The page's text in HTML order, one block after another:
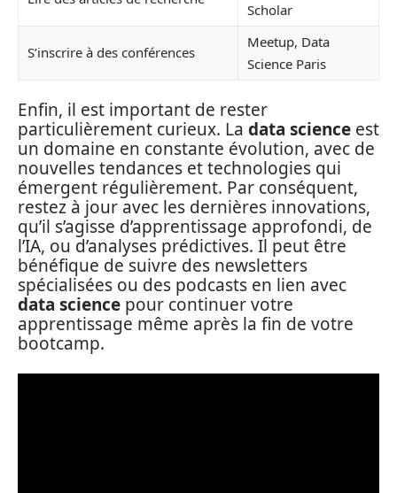
Scholar
S’inscrire à des conférences
Meetup, Data
Science Paris
Enfin, il est important de rester
particulièrement curieux. La data science est
un domaine en constante évolution, avec de
nouvelles tendances et technologies qui
émergent régulièrement. Par conséquent,
restez à jour avec les dernières innovations,
qu’il s’agisse d’apprentissage approfondi, de
l’IA, ou d’analyses prédictives. Il peut être
bénéfique de suivre des newsletters
spécialisées ou des podcasts en lien avec
data science pour continuer votre
apprentissage même après la fin de votre
bootcamp.